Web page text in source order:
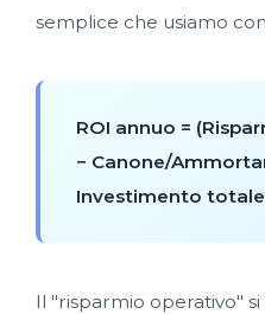
semplice che usiamo
ROI annuo =
− Canone/
Investimento totale
Il "risparmio operativo"